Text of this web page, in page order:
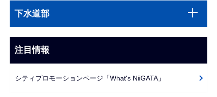
文
こ
ま
で
ビ
ー
下水道部
注目情報
シティプロモーションページ「What's NiiGATA」